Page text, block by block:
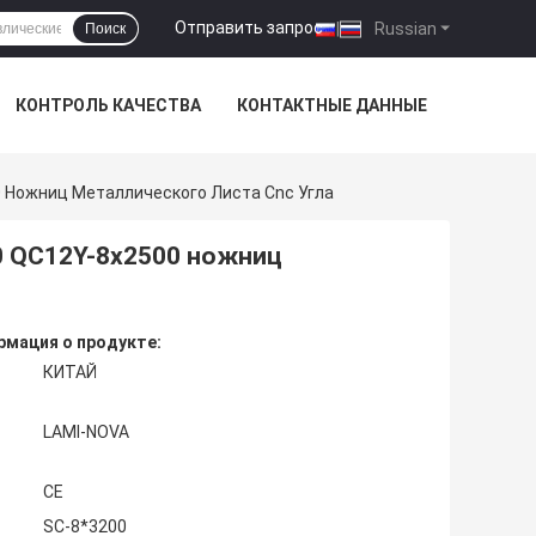
Russian
Отправить запрос |
Поиск
КОНТРОЛЬ КАЧЕСТВА КОНТАКТНЫЕ ДАННЫЕ
Металлического Листа Cnc Угла
QC12Y-8x2500 ножниц
о продукте:
КИТАЙ
LAMI-NOVA
CE
SC-8*3200